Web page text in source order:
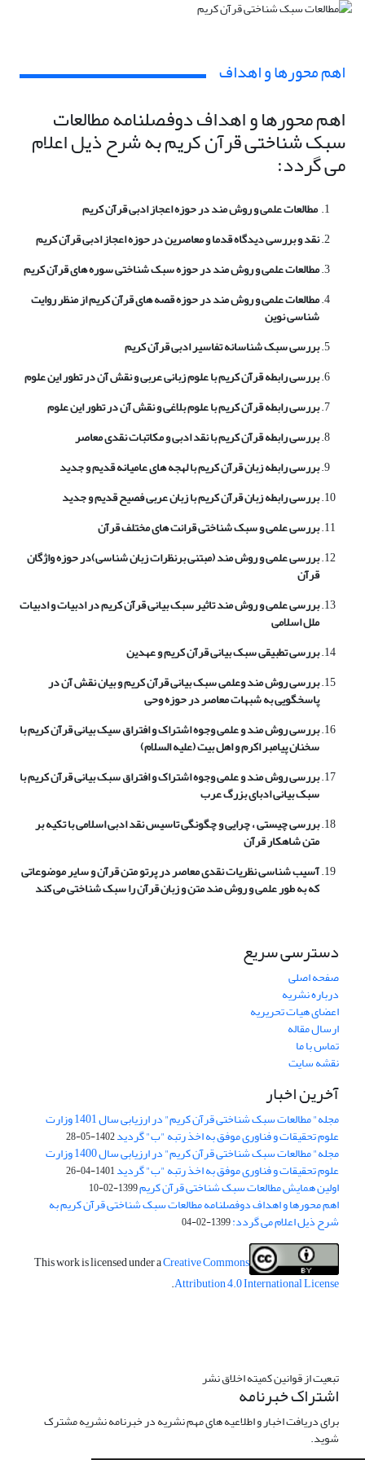
اهم محورها و اهداف
اهم محورها و اهداف دوفصلنامه مطالعات
سبک شناختی قرآن کریم به شرح ذیل اعلام
می گردد:
مطالعات علمی و روش مند در حوزه اعجاز ادبی قرآن کریم
نقد و بررسی دیدگاه قدما و معاصرین در حوزه اعجاز ادبی قرآن کریم
مطالعات علمی و روش مند در حوزه سبک شناختی سوره های قرآن کریم
مطالعات علمی و روش مند در حوزه قصه های قرآن کریم از منظر روایت
شناسی نوین
بررسی سبک شناسانه تفاسیر ادبی قرآن کریم
بررسی رابطه قرآن کریم با علوم زبانی عربی و نقش آن در تطور این علوم
بررسی رابطه قرآن کریم با علوم بلاغی و نقش آن در تطور این علوم
بررسی رابطه قرآن کریم با نقد ادبی و مکاتبات نقدی معاصر
بررسی رابطه زبان قرآن کریم با لهجه های عامیانه قدیم و جدید
بررسی رابطه زبان قرآن کریم با زبان عربی فصیح قدیم و جدید
بررسی علمی و سبک شناختی قرانت های مختلف قرآن
بررسی علمی و روش مند (مبتنی برنظرات زبان شناسی)در حوزه واژگان
قرآن
بررسی علمی و روش مند تاثیر سبک بیانی قرآن کریم در ادبیات و ادبیات
ملل اسلامی
بررسی تطبیقی سبک بیانی قرآن کریم و عهدین
بررسی روش مند وعلمی سبک بیانی قرآن کریم و بیان نقش آن در
پاسخگویی به شبهات معاصر در حوزه وحی
بررسی روش مند و علمی وجوه اشتراک و افتراق سیک بیانی قرآن کریم با
سخنان پیامبر اکرم و اهل بیت (علیه السلام)
بررسی روش مند و علمی وجوه اشتراک و افتراق سبک بیانی قرآن کریم با
سبک بیانی ادبای بزرگ عرب
بررسی چیستی ، چرایی و چگونگی تاسیس نقد ادبی اسلامی با تکیه بر
متن شاهکار قرآن
آسیب شناسی نظریات نقدی معاصر در پرتو متن قرآن و سایر موضوعاتی
که به طور علمی و روش مند متن و زبان قرآن را سبک شناختی می کند
دسترسی سریع
صفحه اصلی
درباره نشریه
اعضای هیات تحریریه
ارسال مقاله
تماس با ما
نقشه سایت
آخرین اخبار
مجله" مطالعات سبک شناختی قرآن کریم" در ارزیابی سال 1401 وزارت
علوم تحقیقات و فناوری موفق به اخذ رتبه "ب" گردید1402-05-28
مجله" مطالعات سبک شناختی قرآن کریم" در ارزیابی سال 1400 وزارت
علوم تحقیقات و فناوری موفق به اخذ رتبه "ب" گردید1401-04-26
اولین همایش مطالعات سبک شناختی قرآن کریم1399-02-10
اهم محورها و اهداف دوفصلنامه مطالعات سبک شناختی قرآن کریم به
شرح ذیل اعلام می گردد:1399-02-04
This work is licensed under aCreative Commons
Attribution 4.0 International License
.
تبعیت از قوانین کمیته اخلاق نشر
اشتراک خبرنامه
برای دریافت اخبار و اطلاعیه های مهم نشریه در خبرنامه نشریه مشترک
شوید.